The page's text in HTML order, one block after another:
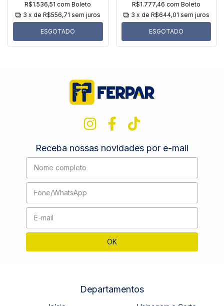
R$1.536,51com Boleto
3 x deR$556,71 sem juros
ESGOTADO
R$1.777,46 com Boleto
3 x de R$644,01 sem juros
ESGOTADO
Receba nossas novidades por e-mail
Departamentos